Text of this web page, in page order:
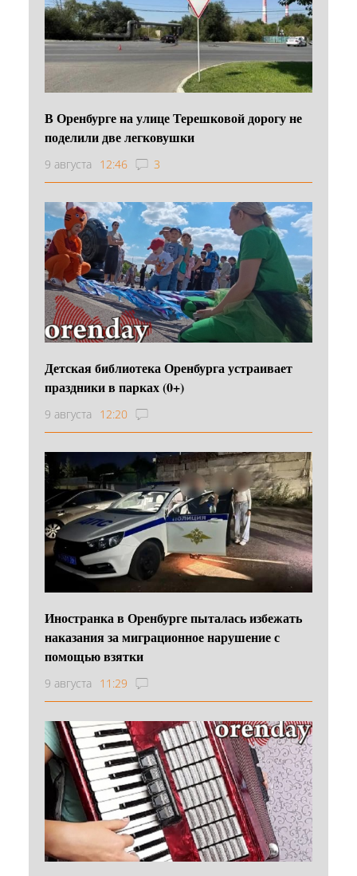
В Оренбурге на улице Терешковой дорогу не
поделили две легковушки
9 августа 12:46 3
Детская библиотека Оренбурга устраивает
праздники в парках (0+)
9 августа 12:20
Иностранка в Оренбурге пыталась избежать
наказания за миграционное нарушение с
помощью взятки
9 августа 11:29